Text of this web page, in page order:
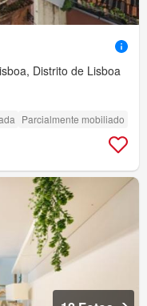
Distrito de Lisboa
Parcialmente mobiliado